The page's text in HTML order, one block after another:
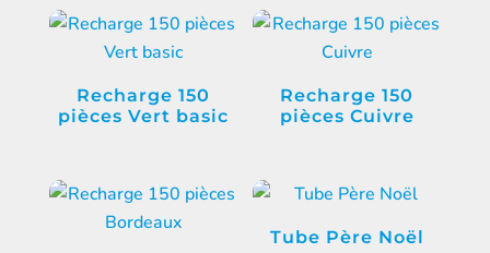
Recharge 150
pièces Vert basic
Recharge 150
pièces Cuivre
Tube Père Noël